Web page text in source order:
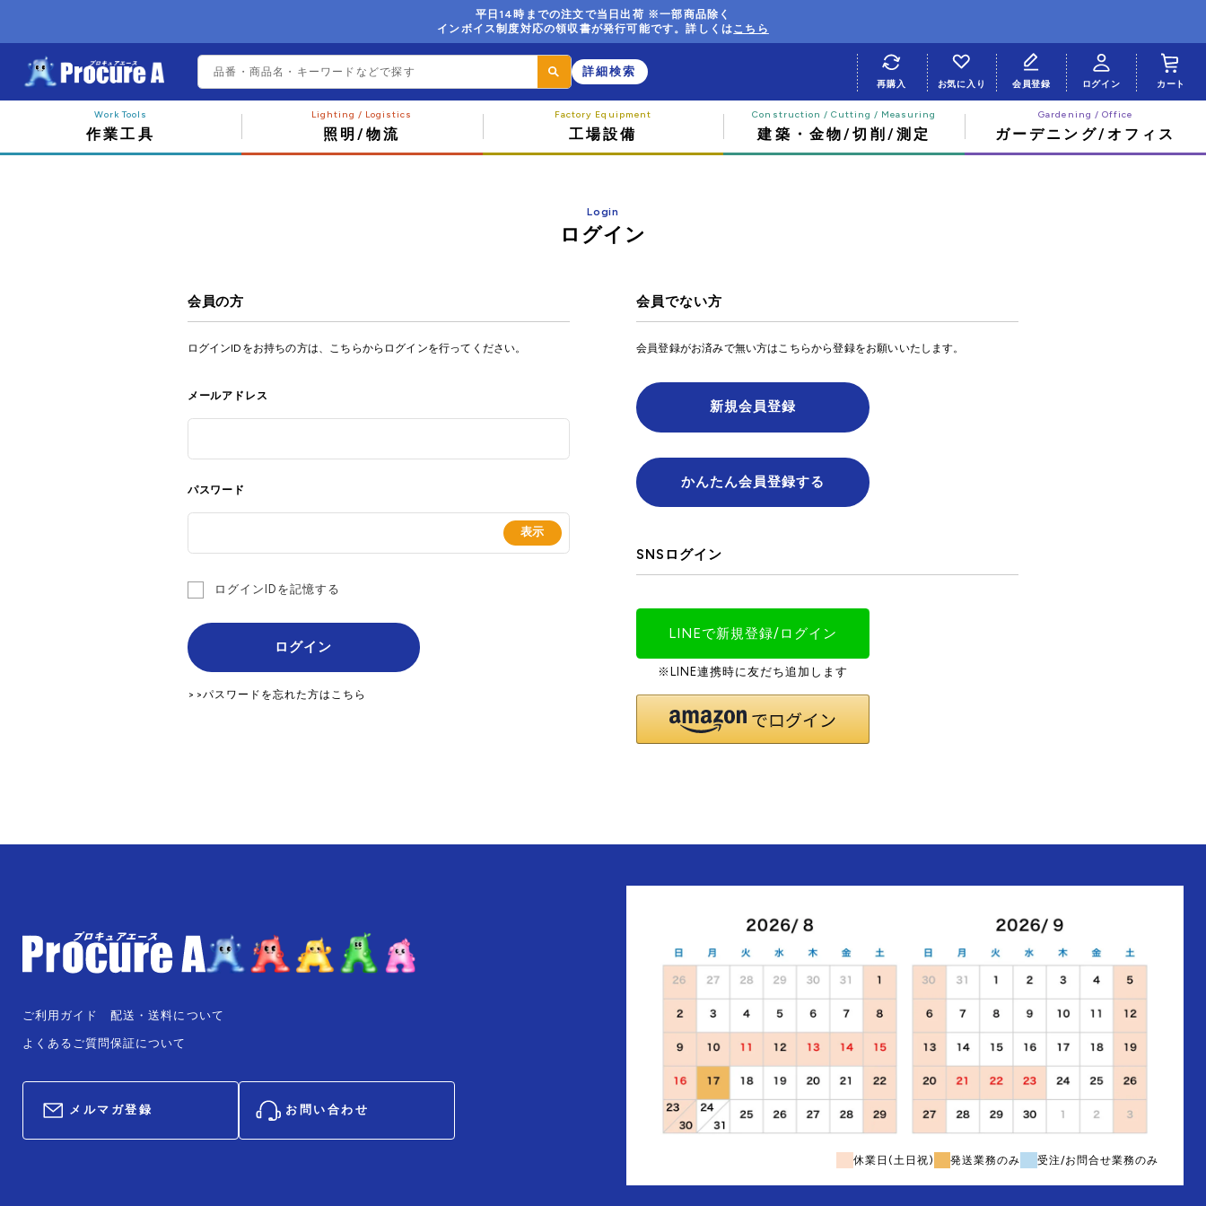
平日14時までの注文で当日出荷 ※一部商品除く
インボイス制度対応の領収書が発行可能です。詳しくはこちら
詳細検索
作業工具 照明/物流 工場設備 建築・金物/切削/測定 ガーデニング/オフィス
再購入 お気に入り 会員登録 ログイン カート
Login
ログイン
会員の方
ログインIDをお持ちの方は、こちらからログインを行ってください。
メールアドレス
パスワード
ログインIDを記憶する
ログイン
>>パスワードを忘れた方はこちら
会員でない方
会員登録がお済みで無い方はこちらから登録をお願いいたします。
新規会員登録
かんたん会員登録する
SNSログイン
LINEで新規登録/ログイン
※LINE連携時に友だち追加します
ご利用ガイド
よくあるご質問
配送・送料について
保証について
メルマガ登録 お問い合わせ
休業日(土日祝) 発送業務のみ 受注/お問合せ業務のみ